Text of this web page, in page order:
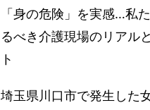
「身の危険」を実感…私
るべき介護現場のリアル
ト
埼玉県川口市で発生した